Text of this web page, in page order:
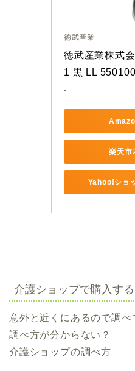
徳武産業
徳武産業株式
1 黒 LL
-
楽天市
Yahoo!ショ
介護ショップで購入する
意外と近くにあるので調べ
調べ方が分からない？
介護ショップの調べ方